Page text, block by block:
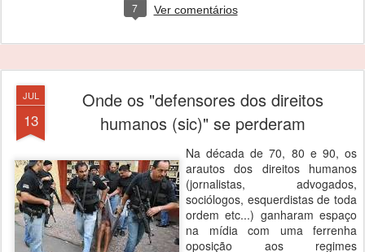
7 Ver comentários
JUL
13
Onde os "defensores dos direitos
humanos (sic)" se perderam
Na década de 70, 80 e 90, os
arautos dos direitos humanos
(jornalistas, advogados,
sociólogos, esquerdistas de toda
ordem etc...) ganharam espaço
na mídia com uma ferrenha
oposição aos regimes